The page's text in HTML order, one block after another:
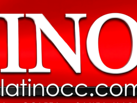
detener a migrantes
en California NACIONALES
Front of Her Children LOCAL